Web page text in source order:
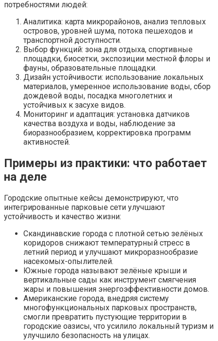
потребностями людей:
Аналитика: карта микрорайонов, анализ тепловых
островов, уровней шума, потока пешеходов и
транспортной доступности.
Выбор функций: зона для отдыха, спортивные
площадки, биосетки, экспозиции местной флоры и
фауны, образовательные площадки.
Дизайн устойчивости: использование локальных
материалов, умеренное использование воды, сбор
дождевой воды, посадка многолетних и
устойчивых к засухе видов.
Мониторинг и адаптация: установка датчиков
качества воздуха и воды, наблюдение за
биоразнообразием, корректировка программ
активностей.
Примеры из практики: что работает
на деле
Городские опытные кейсы демонстрируют, что
интегрированные парковые сети улучшают
устойчивость и качество жизни:
Скандинавские города с плотной сетью зелёных
коридоров снижают температурный стресс в
летний период и улучшают микроразнообразие
насекомых-опылителей.
Южные города называют зелёные крыши и
вертикальные сады как инструмент смягчения
жары и повышения энергоэффективности домов.
Американские города, внедряя систему
многофункциональных парковых пространств,
смогли превратить пустующие территории в
городские оазисы, что усилило локальный туризм и
улучшило безопасность на улицах.